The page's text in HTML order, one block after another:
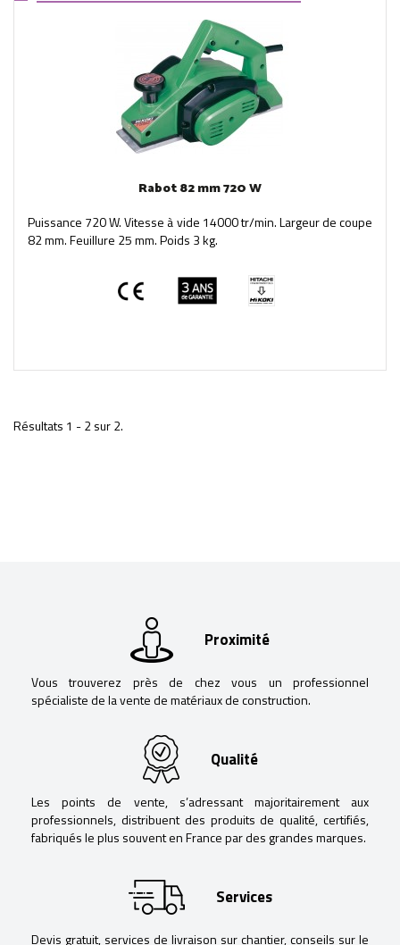
Rabot 82 mm 720 W
Puissance 720 W. Vitesse à vide 14000 tr/min. Largeur de coupe
82 mm. Feuillure 25 mm. Poids 3 kg.
Résultats 1 - 2 sur 2.
Proximité
Vous trouverez près de chez vous un professionnel
spécialiste de la vente de matériaux de construction.
Qualité
Les points de vente, s’adressant majoritairement aux
professionnels, distribuent des produits de qualité, certifiés,
fabriqués le plus souvent en France par des grandes marques.
Services
Devis gratuit, services de livraison sur chantier, conseils sur le